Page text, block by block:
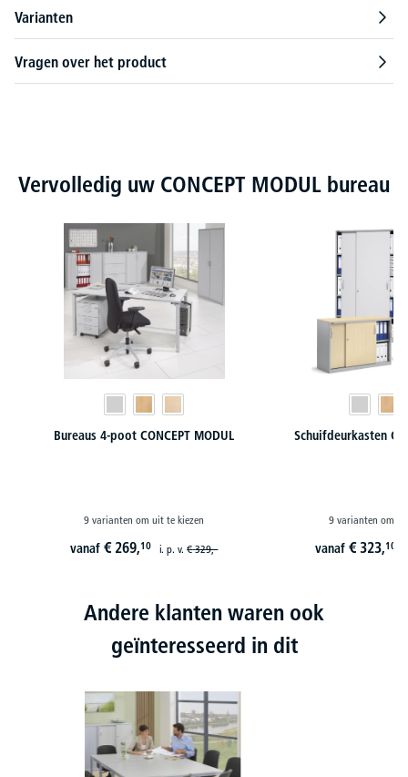
Varianten
Vragen over het product
Productgalerij overslaan
Vervolledig uw CONCEPT MODUL bureau
Bureaus 4-poot CONCEPT MODUL
9 varianten om uit te kiezen
vanaf€ 269,10 i. p. v.€ 329,-
Schuifdeurkasten
9 varianten om
vanaf€ 323,10
Andere klanten waren ook
geïnteresseerd in dit